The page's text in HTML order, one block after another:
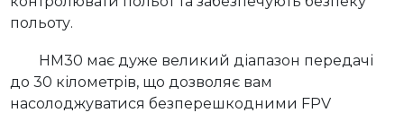
польоту.
HM30 має дуже великий діапазон передачі
до 30 кілометрів, що дозволяє вам
насолоджуватися безперешкодними FPV